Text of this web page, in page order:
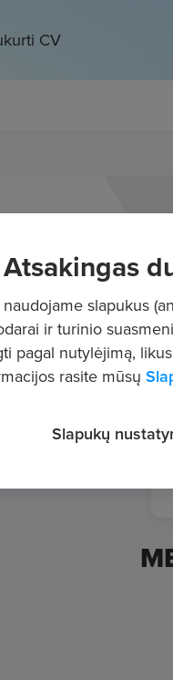
CV
slapukus
ir turinio
pagal nutylėjimą,
rasite mūsų
Slapukų